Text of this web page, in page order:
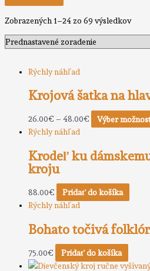
Zobrazených 1–24 zo 69 výsledkov
Rýchly náhľad
Krojová šatka na
26.00€ – 48.00€
Výber
Rýchly náhľad
Krodeľ ku
kroju
88.00€
Pridať do košíka
Rýchly náhľad
Bohato točivá
75.00€
Pridať do košíka